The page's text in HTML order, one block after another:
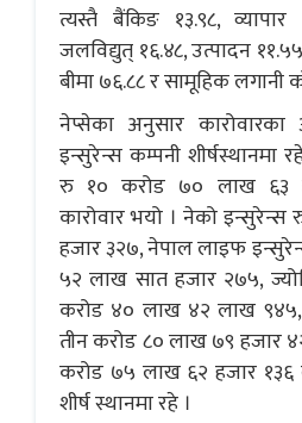
त्यस्तै बैंकिङ १३.९८,
जलविद्युत् १६.४८, उत्पादन
बीमा ७६.८८ र सामूहिक
नेप्सेका अनुसार
इन्सुरेन्स कम्पनी शीर्षस्थानमा
रु १० करोड ७० लाख ६३
कारोवार भयो । नेको
हजार ३२७, नेपाल लाइफ
५२ लाख सात हजार २७५,
करोड ४० लाख ४२ लाख
तीन करोड ८० लाख ७९ हजार
करोड ७५ लाख ६२ हजार १३६
शीर्ष स्थानमा रहे ।